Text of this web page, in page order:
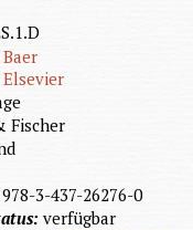
Elsevier
Fischer
978-3-437-26276-0
verfügbar